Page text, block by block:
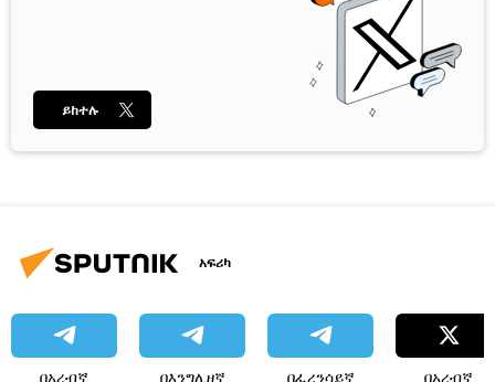
ይከተሉ
አፍሪካ
በአረብኛ በእንግሊዘኛ በፈረንሳይኛ በአረብኛ